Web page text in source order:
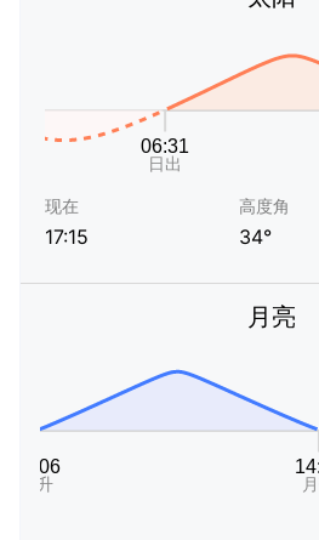
现在
17:15
高度角
34°
月亮